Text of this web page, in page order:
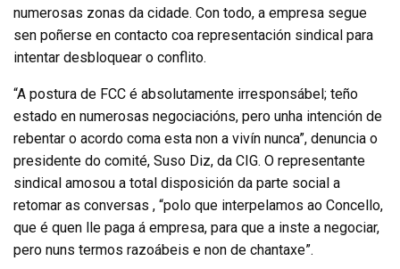
numerosas zonas da cidade. Con todo, a empresa segue
sen poñerse en contacto coa representación sindical para
intentar desbloquear o conflito.
“A postura de FCC é absolutamente irresponsábel; teño
estado en numerosas negociacións, pero unha intención de
rebentar o acordo coma esta non a vivín nunca”, denuncia o
presidente do comité, Suso Diz, da CIG. O representante
sindical amosou a total disposición da parte social a
retomar as conversas , “polo que interpelamos ao Concello,
que é quen lle paga á empresa, para que a inste a negociar,
pero nuns termos razoábeis e non de chantaxe”.